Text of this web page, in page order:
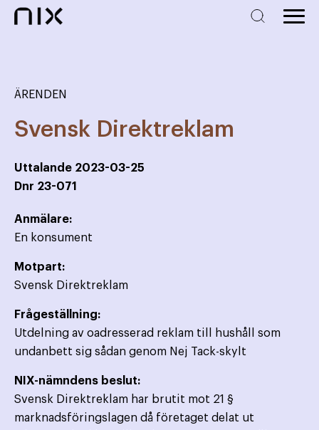
ÄRENDEN
Svensk Direktreklam
Uttalande 2023-03-25
Dnr 23-071
Anmälare:
En konsument
Motpart:
Svensk Direktreklam
Frågeställning:
Utdelning av oadresserad reklam till hushåll som
undanbett sig sådan genom Nej Tack-skylt
NIX-nämndens beslut:
Svensk Direktreklam har brutit mot 21 §
marknadsföringslagen då företaget delat ut